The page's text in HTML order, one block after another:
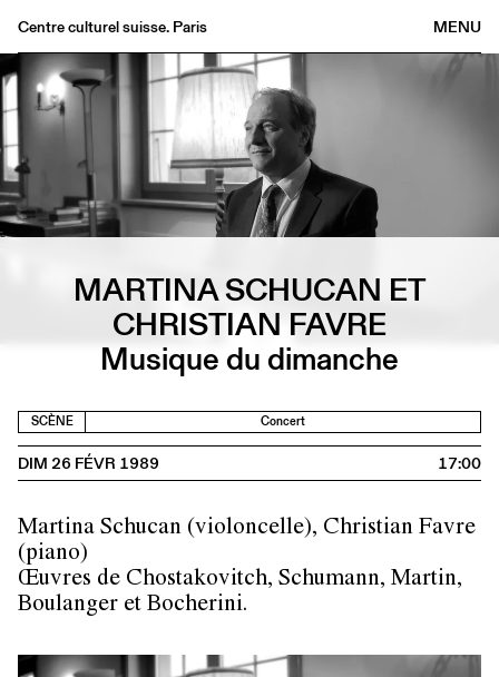
MENU
Centre culturel suisse. Paris
Agenda
Librairie
Buvette
Archives
Médiathèque
InformationsMARTINA SCHUCAN ET
CHRISTIAN FAVRE
Musique du dimanche
SCÈNE Concert
DIM 26 FÉVR 1989 17:00
Martina Schucan (violoncelle), Christian Favre
(piano)
Œuvres de Chostakovitch, Schumann, Martin,
Boulanger et Bocherini.